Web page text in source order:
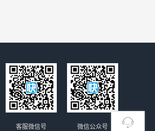
微信公众号
客服微信号